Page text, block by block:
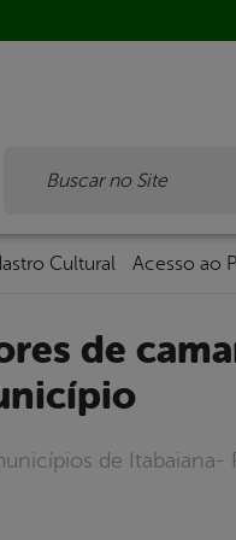
Cultural Acesso ao
de Itabaiana-